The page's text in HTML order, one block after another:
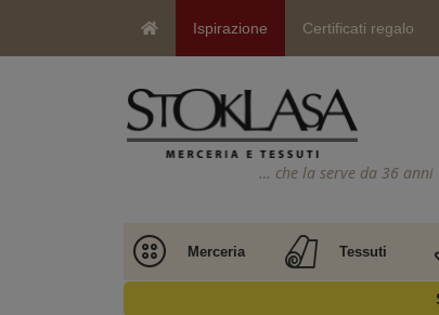
Ispirazione Certificati regalo
… che la serve da 36 anni
Merceria Tessuti